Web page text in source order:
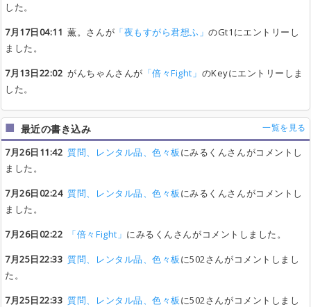
した。
7月17日04:11 薫。さんが 「夜もすがら君想ふ」のGt1にエントリーし
ました。
7月13日22:02 がんちゃんさんが 「倍々Fight」 のKeyにエントリーしま
した。
最近の書き込み 一覧を見る
7月26日11:42 質問、レンタル品、色々板にみるくんさんがコメントし
ました。
7月26日02:24 質問、レンタル品、色々板にみるくんさんがコメントし
ました。
7月26日02:22
「倍々Fight」 にみるくんさんがコメントしました。
7月25日22:33 質問、レンタル品、色々板に502さんがコメントしまし
た。
7月25日22:33 質問、レンタル品、色々板に502さんがコメントしまし